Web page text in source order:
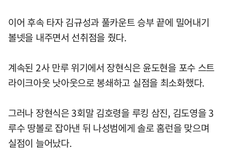
이어 후속 타자 김규성과 풀카운트 승부 끝에 밀어내기
볼넷을 내주면서 선취점을 줬다.
계속된 2사 만루 위기에서 장현식은 윤도현을 포수 스트
라이크아웃 낫아웃으로 봉쇄하고 실점을 최소화했다.
그러나 장현식은 3회말 김호령을 루킹 삼진, 김도영을 3
루수 땅볼로 잡아낸 뒤 나성범에게 솔로 홈런을 맞으며
실점이 늘어났다.